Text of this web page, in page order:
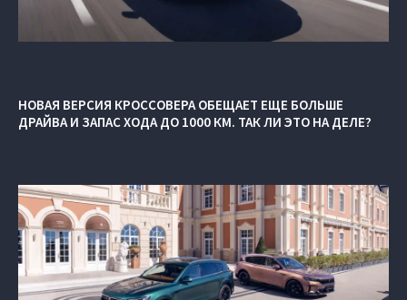
НОВАЯ ВЕРСИЯ КРОССОВЕРА ОБЕЩАЕТ ЕЩЕ БОЛЬШЕ
ДРАЙВА И ЗАПАС ХОДА ДО 1000 КМ. ТАК ЛИ ЭТО НА ДЕЛЕ?